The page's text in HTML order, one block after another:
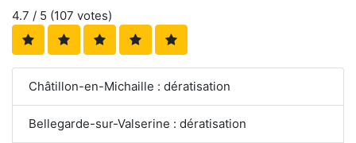
4.7 / 5 (107 votes)
Châtillon-en-Michaille : dératisation
Bellegarde-sur-Valserine : dératisation